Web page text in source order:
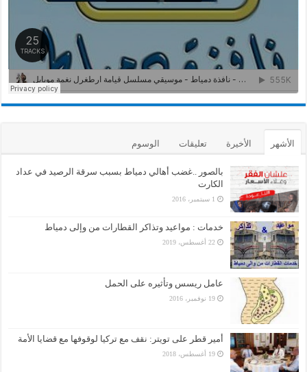
الأشهر الأخيرة تعليقات الوسوم
بالصور ..غضب أهالي دمياط بسبب سرقة الرصيد في عداد
الكارت
1 سبتمبر، 2016
خدمات : مواعيد وتذاكر القطارات من وإلى دمياط
22 أغسطس، 2019
عامل ريسس وتأثيره على الحمل
19 نوفمبر، 2016
أمير قطر على تويتر: نقف مع تركيا لوقوفها مع قضايا الأمة
19 أغسطس، 2018